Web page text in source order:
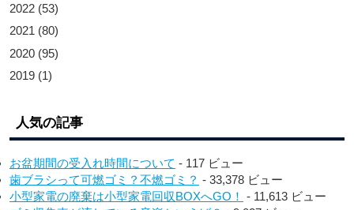
2022 (53)
2021 (80)
2020 (95)
2019 (1)
人気の記事
お盆期間の受入れ時間について - 117 ビュー
歯ブラシって可燃ゴミ？不燃ゴミ？ - 33,378 ビュー
小型家電の廃棄は小型家電回収BOXへGO！ - 11,613 ビュー